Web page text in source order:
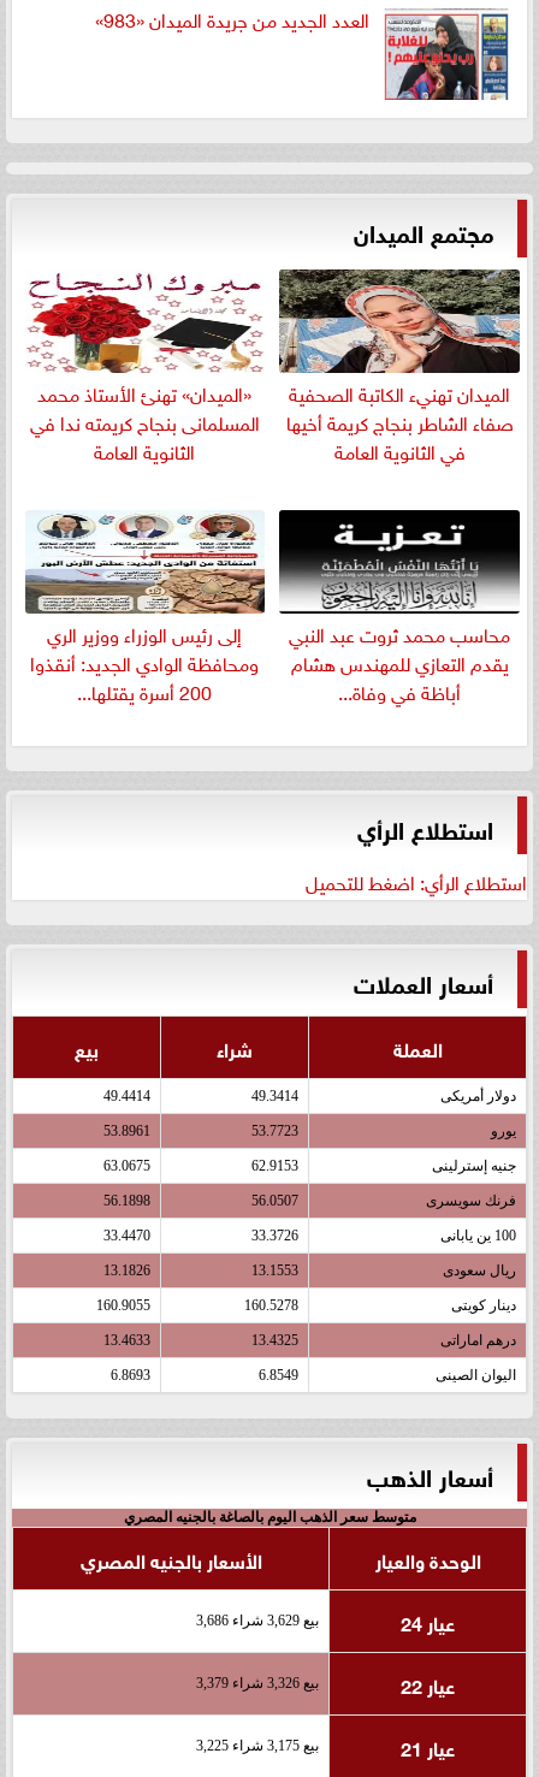
العدد الجديد من جريدة الميدان «983»
مجتمع الميدان
الميدان تهنيء الكاتبة الصحفية
صفاء الشاطر بنجاج كريمة أخيها
في الثانوية العامة
«الميدان» تهنئ الأستاذ محمد
المسلمانى بنجاح كريمته ندا في
الثانوية العامة
​محاسب محمد ثروت عبد النبي
يقدم التعازي للمهندس هشام
أباظة في وفاة...
إلى رئيس الوزراء ووزير الري
ومحافظة الوادي الجديد: أنقذوا
200 أسرة يقتلها...
استطلاع الرأي
استطلاع الرأي: اضغط للتحميل
أسعار العملات
العملة شراء بيع
دولار أمريكى 49.3414
49.4414
يورو 53.7723
53.8961
جنيه إسترلينى 62.9153
63.0675
فرنك سويسرى 56.0507
56.1898
100 ين يابانى 33.3726
33.4470
ريال سعودى 13.1553
13.1826
دينار كويتى 160.5278
160.9055
درهم اماراتى 13.4325
13.4633
اليوان الصينى 6.8549
6.8693
أسعار الذهب
متوسط سعر الذهب اليوم بالصاغة بالجنيه المصري
الوحدة والعيار
الأسعار بالجنيه المصري
عيار 24
بيع 3,629 شراء 3,686
عيار 22 بيع 3,326 شراء 3,379
عيار 21 بيع 3,175 شراء 3,225